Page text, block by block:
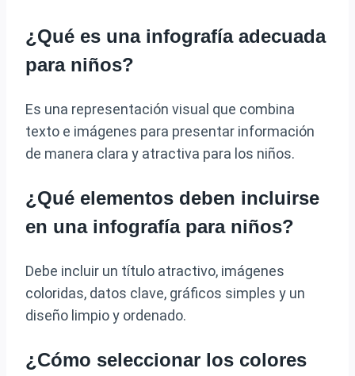
¿Qué es una infografía adecuada
para niños?
Es una representación visual que combina
texto e imágenes para presentar información
de manera clara y atractiva para los niños.
¿Qué elementos deben incluirse
en una infografía para niños?
Debe incluir un título atractivo, imágenes
coloridas, datos clave, gráficos simples y un
diseño limpio y ordenado.
¿Cómo seleccionar los colores